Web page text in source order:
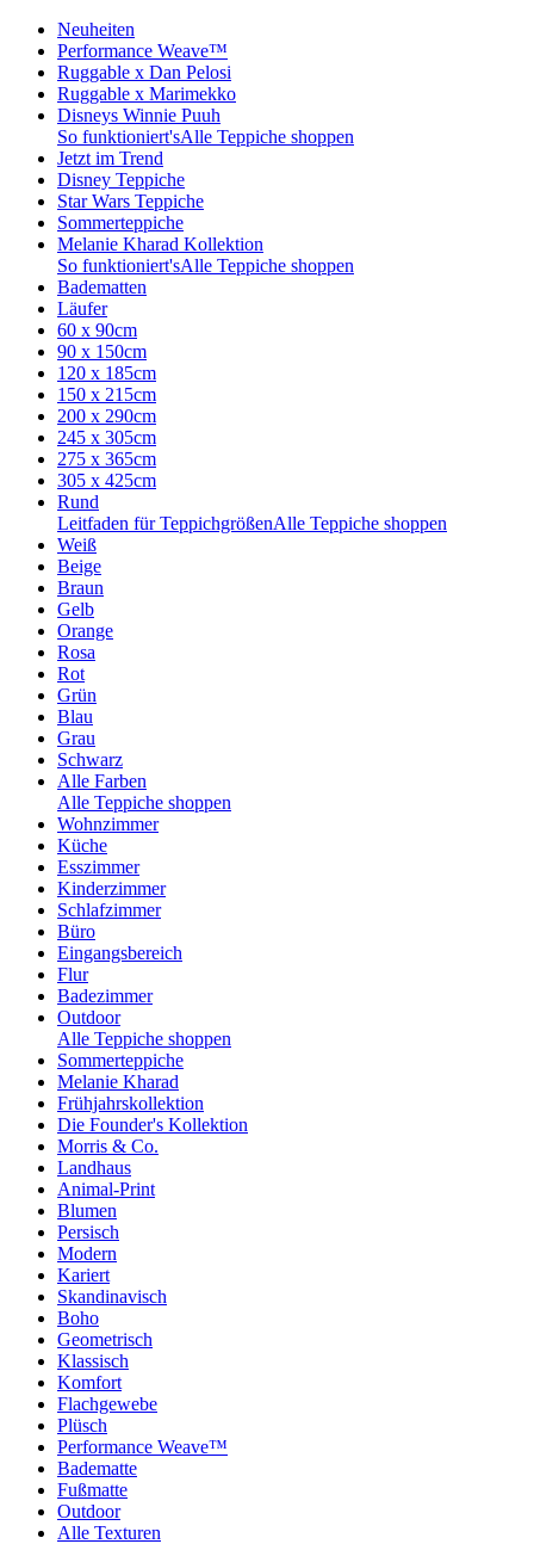
Neuheiten
Performance Weave™
Ruggable x Dan Pelosi
Ruggable x Marimekko
Disneys Winnie Puuh
So funktioniert'sAlle Teppiche shoppen
Jetzt im Trend
Disney Teppiche
Star Wars Teppiche
Sommerteppiche
Melanie Kharad Kollektion
So funktioniert'sAlle Teppiche shoppen
Badematten
Läufer
60 x 90cm
90 x 150cm
120 x 185cm
150 x 215cm
200 x 290cm
245 x 305cm
275 x 365cm
305 x 425cm
Rund
Leitfaden für TeppichgrößenAlle Teppiche shoppen
Weiß
Beige
Braun
Gelb
Orange
Rosa
Rot
Grün
Blau
Grau
Schwarz
Alle Farben
Alle Teppiche shoppen
Wohnzimmer
Küche
Esszimmer
Kinderzimmer
Schlafzimmer
Büro
Eingangsbereich
Flur
Badezimmer
Outdoor
Alle Teppiche shoppen
Sommerteppiche
Melanie Kharad
Frühjahrskollektion
Die Founder's Kollektion
Morris & Co.
Landhaus
Animal-Print
Blumen
Persisch
Modern
Kariert
Skandinavisch
Boho
Geometrisch
Klassisch
Komfort
Flachgewebe
Plüsch
Performance Weave™
Badematte
Fußmatte
Outdoor
Alle Texturen